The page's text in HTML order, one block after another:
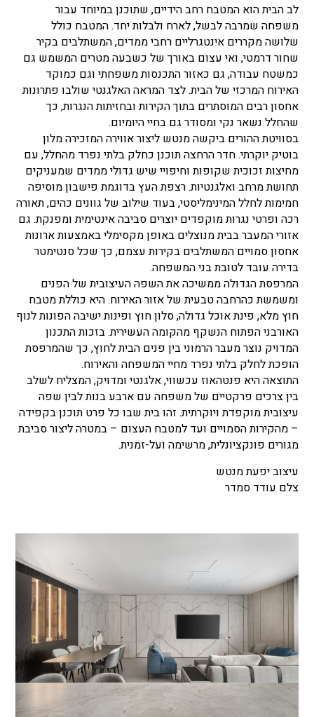
לב הבית הוא המטבח רחב הידיים, שתוכנן במיוחד עבור
משפחה שמרבה לבשל, לארח ולבלות יחד. המטבח כולל
שלושה מקררים אינטגרליים רחבי ממדים, המשתלבים בקיר
שחור דרמטי, ואי עצום באורך של כשבעה מטרים המשמש גם
כמשטח עבודה, גם כאזור התכנסות משפחתי וגם כמוקד
האירוח המרכזי של הבית. לצד המראה האלגנטי שולבו פתרונות
אחסון רבים המוסתרים בתוך הקירות ובחזיתות הנגרות, כך
שהחלל נשאר נקי ומסודר גם בחיי היומיום.
בסוויטת ההורים ביקשה מנטש ליצור אווירה המזכירה מלון
בוטיק יוקרתי. חדר הרחצה תוכנן כחלק בלתי נפרד מהחלל, עם
מחיצות זכוכית שקופות וחיפויי שיש גדולי ממדים שמעניקים
תחושת מרחב ואלגנטיות. רצפת העץ בדוגמת פישבון מוסיפה
חמימות לחלל המינימליסטי, בעוד שילוב של גוונים כהים, תאורה
רכה ופרטי נגרות מוקפדים יוצרים סביבה אינטימית ומפנקת. גם
אזורי המעבר בבית מנוצלים באופן מקסימלי באמצעות ארונות
אחסון סמויים המשתלבים בקירות עצמם, כך שכל סנטימטר
בדירה עובד לטובת בני המשפחה.
המרפסת הגדולה ממשיכה את השפה העיצובית של הפנים
ומשמשת כהרחבה טבעית של אזור האירוח. היא כוללת מטבח
חוץ מלא, פינת אוכל גדולה, סלון חוץ ופינות ישיבה הפונות לנוף
האורבני הפתוח הנשקף מהקומה העשירית. בזכות התכנון
המדויק נוצר מעבר הרמוני בין פנים הבית לחוץ, כך שהמרפסת
הופכת לחלק בלתי נפרד מחיי המשפחה והאירוח.
התוצאה היא פנטהאוז עכשווי, אלגנטי ומדויק, המצליח לשלב
בין צרכים פרקטיים של משפחה עם ארבע בנות לבין שפה
עיצובית מוקפדת ויוקרתית. זהו בית שבו כל פרט תוכנן בקפידה
– מהקירות הסמויים ועד למטבח העצום – במטרה ליצור סביבת
מגורים פונקציונלית, מרשימה ועל-זמנית.
עיצוב יפעת מנטש
צלם עודד סמדר